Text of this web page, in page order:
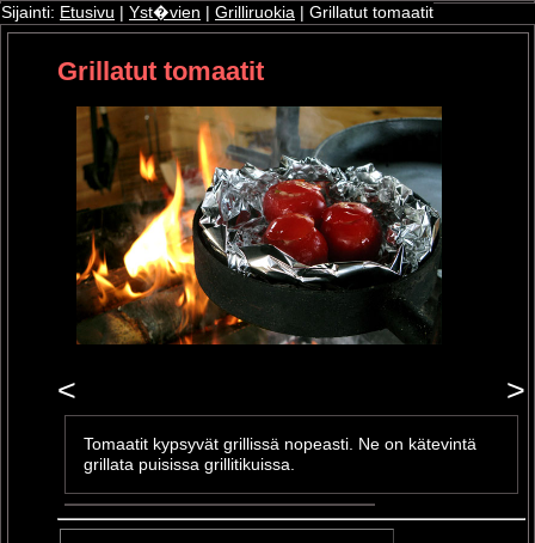
Sijainti: Etusivu Yst�vien Grilliruokia | Grillatut tomaatit
Grillatut tomaatit
< >
Tomaatit kypsyvät grillissä nopeasti. Ne on kätevintä
grillata puisissa grillitikuissa.